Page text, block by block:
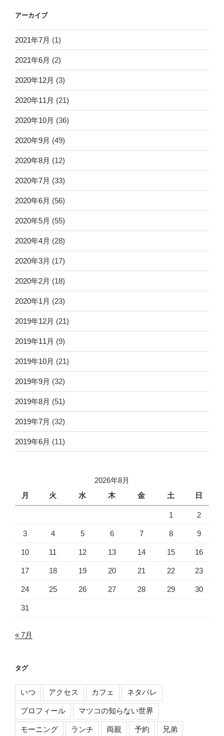
アーカイブ
2021年7月 (1)
2021年6月 (2)
2020年12月 (3)
2020年11月 (21)
2020年10月 (36)
2020年9月 (49)
2020年8月 (12)
2020年7月 (33)
2020年6月 (56)
2020年5月 (55)
2020年4月 (28)
2020年3月 (17)
2020年2月 (18)
2020年1月 (23)
2019年12月 (21)
2019年11月 (9)
2019年10月 (21)
2019年9月 (32)
2019年8月 (51)
2019年7月 (32)
2019年6月 (11)
2026年8月
月
火 水 木 金 土 日
1 2
3 4 5 6 7 8 9
10 11 12 13 14 15 16
17 18 19 20 21 22 23
24 25 26 27 28 29 30
31
« 7月
タグ
いつ アクセス カフェ ネタバレ
プロフィール マツコの知らない世界
モーニング ランチ 両親 予約 兄弟